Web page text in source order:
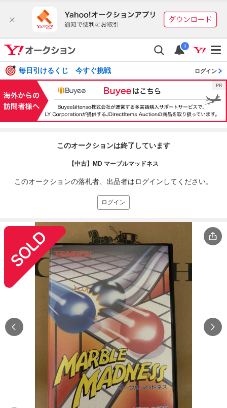
i
毎日引けるくじ 今すぐ挑戦 ログイン
このオークションは終了しています
【中古】MD マーブルマッドネス
このオークションの落札者、出品者はログインしてください。
ログイン